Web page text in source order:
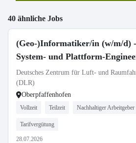
40 ähnliche Jobs
(Geo-)Informatiker/in (w/m/d) -
System- und Plattform-
Deutsches Zentrum für Luft- und
(DLR)
Oberpfaffenhofen
Vollzeit Teilzeit Nachhaltiger Arbeitgeber
Tarifvergütung
28.07.2026